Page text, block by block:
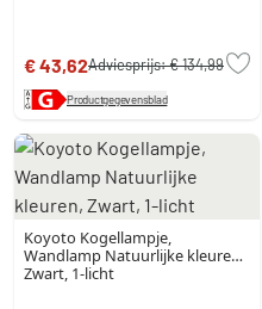
€ 43,62Adviesprijs:€ 134,99
Productgegevensblad
Koyoto Kogellampje,
Wandlamp Natuurlijke kleuren,
Zwart, 1-licht